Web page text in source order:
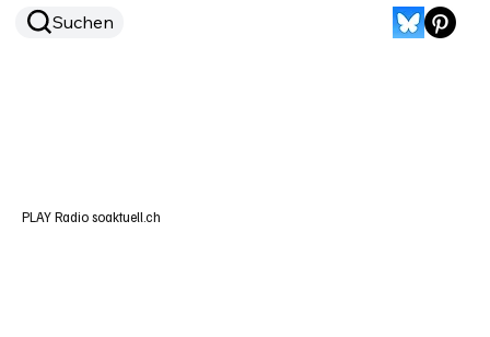
Suchen
PLAY Radio soaktuell.ch